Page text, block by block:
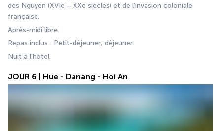
des Nguyen (XVIe – XXe siècles) et de l'invasion coloniale
française.
Après-midi libre.
Repas inclus : Petit-déjeuner, déjeuner.
Nuit à l'hôtel.
JOUR 6 | Hue - Danang - Hoi An